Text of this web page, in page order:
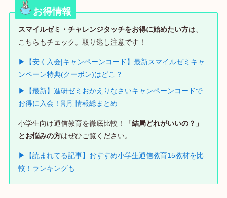
お得情報
スマイルゼミ・チャレンジタッチをお得に始めたい方は、
こちらもチェック。取り逃し注意です！
▶【安く入会|キャンペーンコード】最新スマイルゼミキャ
ンペーン特典(クーポン)はどこ？
▶【最新】進研ゼミおかえりなさいキャンペーンコードで
お得に入会！割引情報総まとめ
小学生向け通信教育を徹底比較！
「結局どれがいいの？」
とお悩みの方はぜひご覧ください。
▶【読まれてる記事】おすすめ小学生通信教育15教材を比
較！ランキングも